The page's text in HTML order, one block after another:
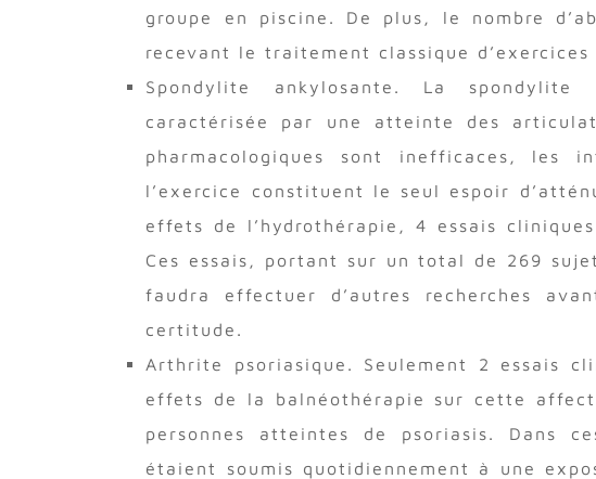
groupe en piscine. De plus, le nombre
recevant le traitement classique d’exercices
Spondylite ankylosante. La
caractérisée par une atteinte des
pharmacologiques sont inefficaces, les
l’exercice constituent le seul espoir
effets de l’hydrothérapie, 4 essais
Ces essais, portant sur un total de 269
faudra effectuer d’autres recherches
certitude.
Arthrite psoriasique. Seulement 2 essais
effets de la balnéothérapie sur cette
personnes atteintes de psoriasis. Dans
étaient soumis quotidiennement à une